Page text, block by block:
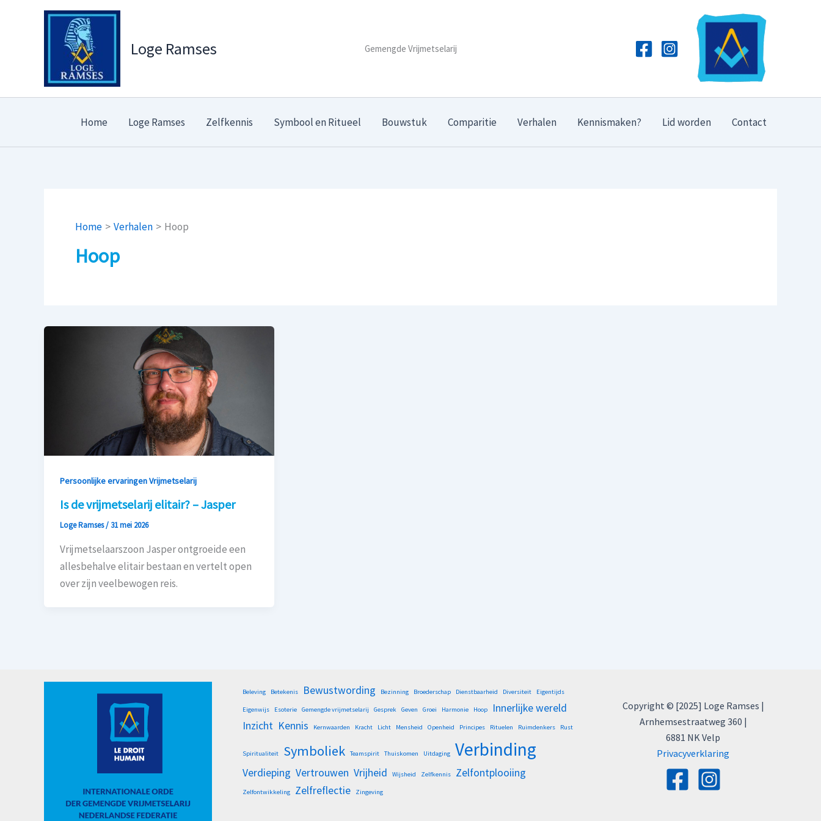
Loge Ramses Gemengde Vrijmetselarij
Home Loge Ramses Zelfkennis Symbool en Ritueel Bouwstuk Comparitie Verhalen Kennismaken? Lid worden Contact
Home Verhalen Hoop
Hoop
Persoonlijke ervaringen Vrijmetselarij
Is de vrijmetselarij elitair? – Jasper
Loge Ramses/ 31 mei 2026
Vrijmetselaarszoon Jasper ontgroeide een
allesbehalve elitair bestaan en vertelt open
over zijn veelbewogen reis.
Beleving Betekenis Bewustwording Bezinning Broederschap Dienstbaarheid Diversiteit Eigentijds
Eigenwijs Esoterie Gemengde vrijmetselarij Gesprek Geven Groei Harmonie Hoop
Innerlijke wereld
Inzicht Kennis Kernwaarden Kracht Licht Mensheid Openheid Principes Rituelen Ruimdenkers Rust
Spiritualiteit Symboliek Teamspirit Thuiskomen Uitdaging Verbinding
Verdieping Vertrouwen Vrijheid Wijsheid Zelfkennis Zelfontplooiing
Zelfontwikkeling Zelfreflectie Zingeving
Copyright © [2025] Loge Ramses |
Arnhemsestraatweg 360 |
6881 NK Velp
Privacyverklaring